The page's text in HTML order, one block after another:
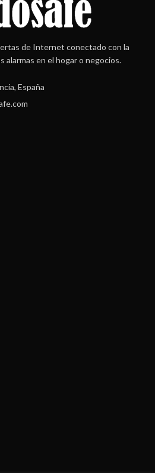
de Internet conectado con la
alarmas en el hogar o negocios.
España